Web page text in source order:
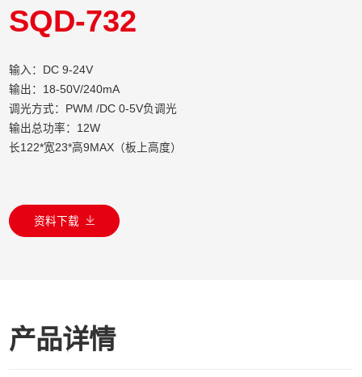
SQD-732
输入：DC 9-24V
输出：18-50V/240mA
调光方式：PWM /DC 0-5V负调光
输出总功率：12W
长122*宽23*高9MAX（板上高度）
资料下载
产品详情